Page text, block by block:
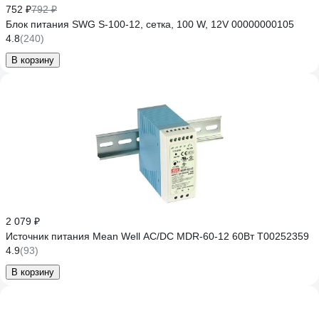
752 ₽792 ₽
Блок питания SWG S-100-12, сетка, 100 W, 12V 00000000105
4.8(240)
В корзину
2 079 ₽
Источник питания Mean Well AC/DC MDR-60-12 60Вт Т00252359
4.9(93)
В корзину